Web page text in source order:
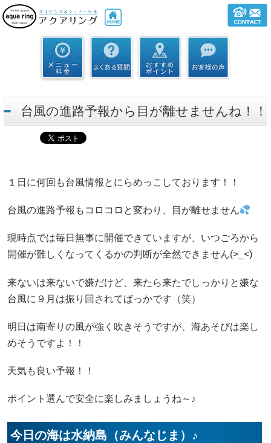
台風の進路予報から目が離せませんね！！
１日に何回も台風情報とにらめっこしております！！
台風の進路予報もコロコロと変わり、目が離せません
現時点では毎日無事に開催できていますが、いつごろから
開催が難しくなってくるかの判断が全然できません(>_<)
来ないは来ないで嫌だけど、来たら来たでしっかりと嫌な
台風に９月は振り回されてばっかです（笑）
明日は南寄りの風が強く吹きそうですが、海あそびは楽し
めそうですよ！！
天気も良い予報！！
ポイント選んで安全に楽しみましょうね～♪
今日の海は水納島（みんなじま）♪